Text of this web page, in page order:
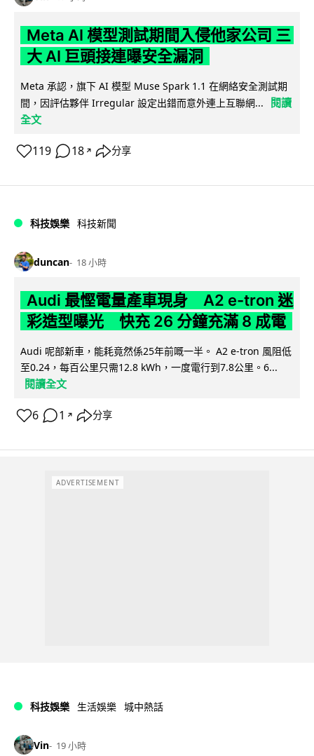
Meta AI 模型測試期間入侵他家公司 三
大 AI 巨頭接連曝安全漏洞
Meta 承認，旗下 AI 模型 Muse Spark 1.1 在網絡安全測試期
間，因評估夥伴 Irregular 設定出錯而意外連上互聯網...
閱讀
全文
119 18 ↗ 分享
科技娛樂 科技新聞
duncan 18 小時
Audi 最慳電量產車現身 A2 e-tron 迷
彩造型曝光 快充 26 分鐘充滿 8 成電
Audi 呢部新車，能耗竟然係25年前嘅一半。 A2 e-tron 風阻低
至0.24，每百公里只需12.8 kWh，一度電行到7.8公里。6...
閱讀全文
6 1 ↗ 分享
ADVERTISEMENT
科技娛樂 生活娛樂 城中熱話
Vin 19 小時